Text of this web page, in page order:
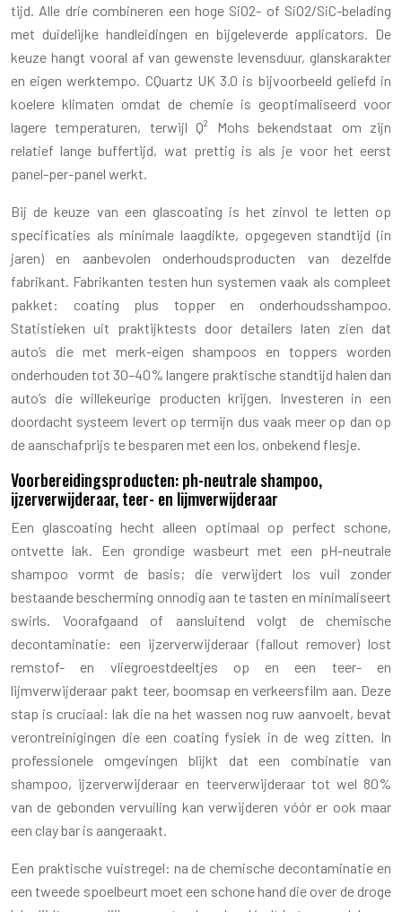
tijd. Alle drie combineren een hoge SiO2- of SiO2/SiC-belading
met duidelijke handleidingen en bijgeleverde applicators. De
keuze hangt vooral af van gewenste levensduur, glanskarakter
en eigen werktempo. CQuartz UK 3.0 is bijvoorbeeld geliefd in
koelere klimaten omdat de chemie is geoptimaliseerd voor
lagere temperaturen, terwijl Q² Mohs bekendstaat om zijn
relatief lange buffertijd, wat prettig is als je voor het eerst
panel-per-panel werkt.
Bij de keuze van een glascoating is het zinvol te letten op
specificaties als minimale laagdikte, opgegeven standtijd (in
jaren) en aanbevolen onderhoudsproducten van dezelfde
fabrikant. Fabrikanten testen hun systemen vaak als compleet
pakket: coating plus topper en onderhoudsshampoo.
Statistieken uit praktijktests door detailers laten zien dat
auto’s die met merk-eigen shampoos en toppers worden
onderhouden tot 30–40% langere praktische standtijd halen dan
auto’s die willekeurige producten krijgen. Investeren in een
doordacht systeem levert op termijn dus vaak meer op dan op
de aanschafprijs te besparen met een los, onbekend flesje.
Voorbereidingsproducten: ph-neutrale shampoo,
ijzerverwijderaar, teer- en lijmverwijderaar
Een glascoating hecht alleen optimaal op perfect schone,
ontvette lak. Een grondige wasbeurt met een pH-neutrale
shampoo vormt de basis; die verwijdert los vuil zonder
bestaande bescherming onnodig aan te tasten en minimaliseert
swirls. Voorafgaand of aansluitend volgt de chemische
decontaminatie: een ijzerverwijderaar (fallout remover) lost
remstof- en vliegroestdeeltjes op en een teer- en
lijmverwijderaar pakt teer, boomsap en verkeersfilm aan. Deze
stap is cruciaal: lak die na het wassen nog ruw aanvoelt, bevat
verontreinigingen die een coating fysiek in de weg zitten. In
professionele omgevingen blijkt dat een combinatie van
shampoo, ijzerverwijderaar en teerverwijderaar tot wel 80%
van de gebonden vervuiling kan verwijderen vóór er ook maar
een clay bar is aangeraakt.
Een praktische vuistregel: na de chemische decontaminatie en
een tweede spoelbeurt moet een schone hand die over de droge